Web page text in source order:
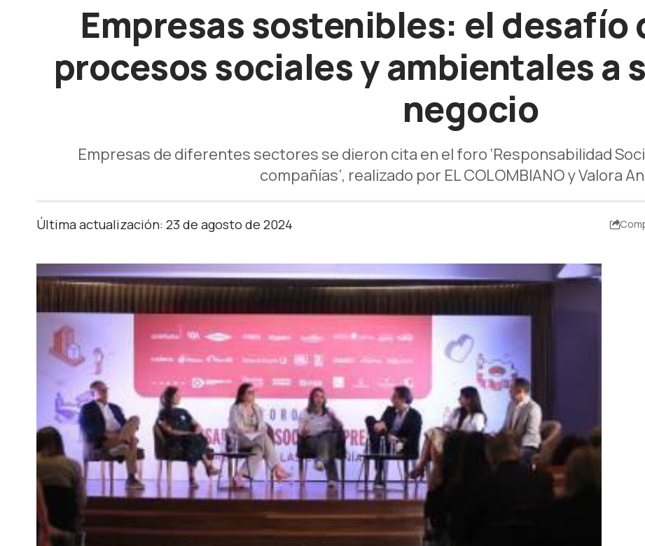
Empresas sostenibles: el desafío
procesos sociales y ambientales a
negocio
Empresas de diferentes sectores se dieron cita en el foro ‘Responsabilidad
compañías’, realizado por EL COLOMBIANO y Valora
Última actualización: 23 de agosto de 2024